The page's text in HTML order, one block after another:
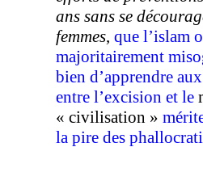
ans sans se
femmes, que l’islam
majoritairement
bien d’apprendre
entre l’excision et le
« civilisation »
la pire des